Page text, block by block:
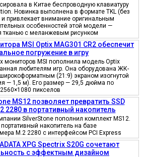
в Китае беспроводную клавиатуру
Новинка выполнена в формате TKL (без
привлекает внимание оригинальным
особенностей этой модели —
тканью с меланжевым рисунком
MSI Optix MAG301 CR2 обеспечит
погружение в игру
мониторов MSI пополнила модель Optix
любителям игр. Она оборудована ЖК-
(21:9) экраном изогнутой
— 1,5 м). Его размер — 29,5 дюйма по
пикселов
MS12 позволяет превратить SSD
2280 в портативный накопитель
SilverStone пополнил комплект MS12.
накопитель на базе
M.2 2280 с интерфейсом PCI Express
XPG Spectrix S20G сочетают
с эффектным дизайном